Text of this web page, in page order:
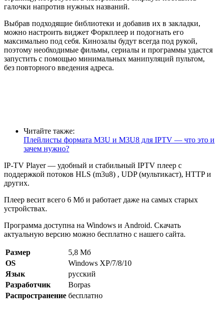
галочки напротив нужных названий.
Выбрав подходящие библиотеки и добавив их в закладки,
можно настроить виджет Форкплеер и подогнать его
максимально под себя. Кинозалы будут всегда под рукой,
поэтому необходимые фильмы, сериалы и программы удастся
запустить с помощью минимальных манипуляций пультом,
без повторного введения адреса.
Читайте также:
Плейлисты формата M3U и M3U8 для IPTV — что это и
зачем нужно?
IP-TV Player — удобный и стабильный IPTV плеер с
поддержкой потоков HLS (m3u8) , UDP (мультикаст), HTTP и
других.
Плеер весит всего 6 Мб и работает даже на самых старых
устройствах.
Программа доступна на Windows и Android. Скачать
актуальную версию можно бесплатно с нашего сайта.
Размер
5,8 Мб
OS
Windows XP/7/8/10
Язык
русский
Разработчик
Borpas
Распространение бесплатно